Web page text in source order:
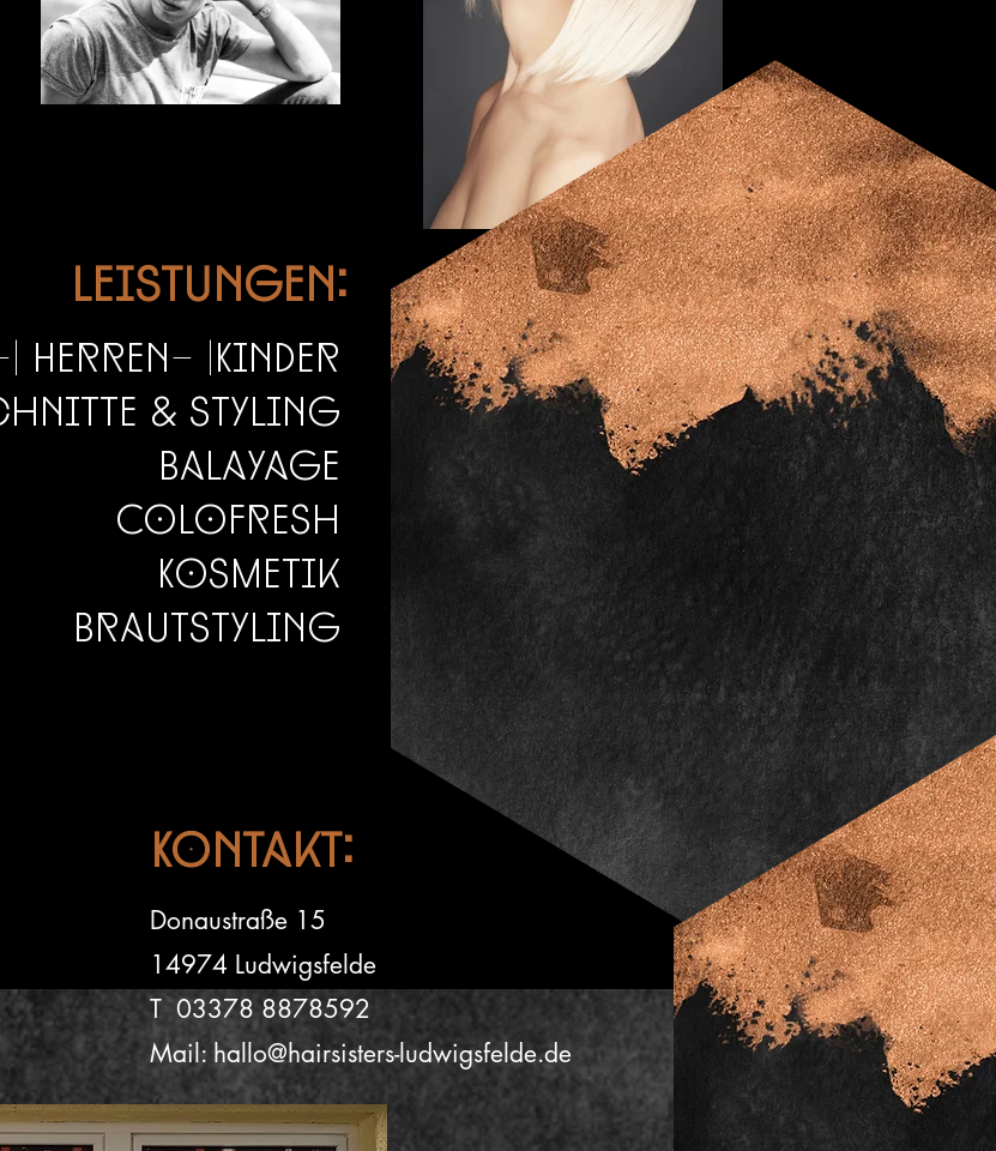
| Herren- |Kinder
& Styling
Balayage
Colofresh
Kosmetik
Brautstyling
Hair Sisters Ludwigsfelde
Leistungen:
Kontakt:
Donaustraße 15
14974 Ludwigsfelde
T 03378 8878592
Mail: hallo@hairsisters-ludwigsfelde.de